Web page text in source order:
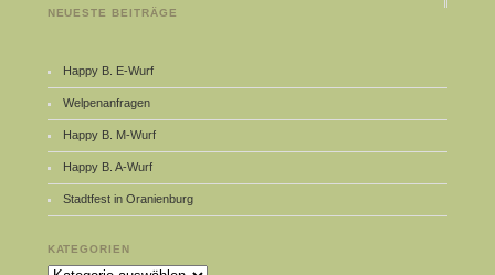
NEUESTE BEITRÄGE
Happy B. E-Wurf
Welpenanfragen
Happy B. M-Wurf
Happy B. A-Wurf
Stadtfest in Oranienburg
KATEGORIEN
Kategorien